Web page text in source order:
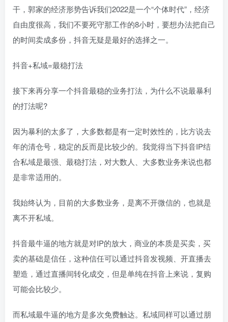
干，郭家的经济形势告诉我们2022是一个“个体时代”，经济
自由度很高，我们不要死守那工作的8小时，要想办法把自己
的时间卖成多份，抖音无疑是最好的选择之一。
抖音+私域=最稳打法
接下来再分享一个抖音最稳的业务打法，为什么不说最暴利
的打法呢?
因为暴利的太多了，大多数都是有一定时效性的，比方说去
年的清仓号，稳定的反而是比较少的。我觉得当下抖音IP结
合私域是最强、最稳打法，对大数人、大多数业务来说也都
是非常适用的。
我始终认为，目前的大多数业务，是离不开微信的，也就是
离不开私域。
抖音最牛逼的地方就是对IP的放大，商业的本质是买卖，买
卖的基础是信任，这种信任可以通过抖音发视频、开直播去
塑造，通过直播间转化成交，但是单纯在抖音上来说，复购
可能会比较少。
而私域最牛逼的地方是多次免费触达。私域同样可以通过朋